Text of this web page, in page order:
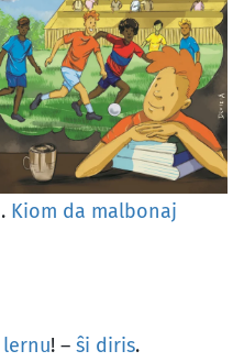
. Kiom da malbonaj
lernu! – ŝi diris.